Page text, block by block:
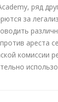
ряд
за
ареста
комиссии